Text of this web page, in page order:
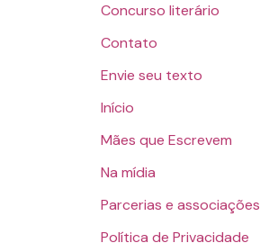
Concurso literário
Contato
Envie seu texto
Início
Mães que Escrevem
Na mídia
Parcerias e associações
Política de Privacidade